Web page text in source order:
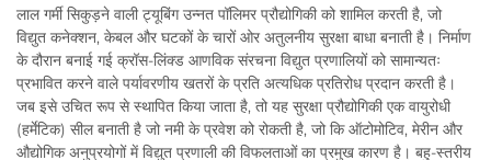
लाल गर्मी सिकुड़ने वाली ट्यूबिंग उन्नत पॉलिमर प्रौद्योगिकी को शामिल करती है, जो
विद्युत कनेक्शन, केबल और घटकों के चारों ओर अतुलनीय सुरक्षा बाधा बनाती है। निर्माण
के दौरान बनाई गई क्रॉस-लिंक्ड आणविक संरचना विद्युत प्रणालियों को सामान्यतः
प्रभावित करने वाले पर्यावरणीय खतरों के प्रति अत्यधिक प्रतिरोध प्रदान करती है।
जब इसे उचित रूप से स्थापित किया जाता है, तो यह सुरक्षा प्रौद्योगिकी एक वायुरोधी
(हर्मेटिक) सील बनाती है जो नमी के प्रवेश को रोकती है, जो कि ऑटोमोटिव, मेरीन और
औद्योगिक अनुप्रयोगों में विद्युत प्रणाली की विफलताओं का प्रमुख कारण है। बहु-स्तरीय